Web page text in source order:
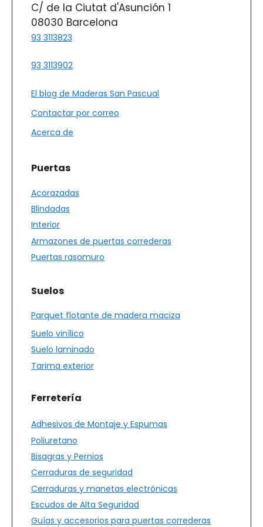
C/ de la Ciutat d'Asunción 1
08030 Barcelona
93 3113823
93 3113902
El blog de Maderas San Pascual
Contactar por correo
Acerca de
Puertas
Acorazadas
Blindadas
Interior
Armazones de puertas correderas
Puertas rasomuro
Suelos
Parquet flotante de madera maciza
Suelo vinílico
Suelo laminado
Tarima exterior
Ferretería
Adhesivos de Montaje y Espumas
Poliuretano
Bisagras y Pernios
Cerraduras de seguridad
Cerraduras y manetas electrónicas
Escudos de Alta Seguridad
Guías y accesorios para puertas correderas